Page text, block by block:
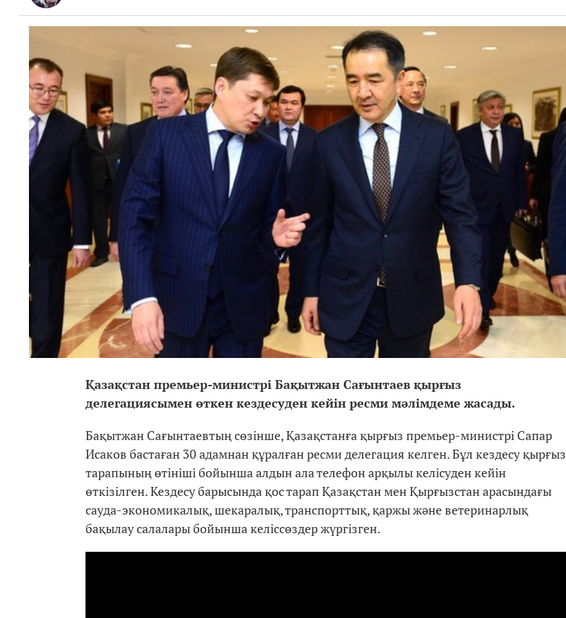
Қазақстан премьер-министрі Бақытжан Сағынтаев қырғыз
делегациясымен өткен кездесуден кейін ресми мәлімдеме жасады.
Бақытжан Сағынтаевтың сөзінше, Қазақстанға қырғыз премьер-министрі Сапар
Исаков бастаған 30 адамнан құралған ресми делегация келген. Бұл кездесу қырғыз
тарапының өтініші бойынша алдын ала телефон арқылы келісуден кейін
өткізілген. Кездесу барысында қос тарап Қазақстан мен Қырғызстан арасындағы
сауда-экономикалық, шекаралық, транспорттық, қаржы және ветеринарлық
бақылау салалары бойынша келіссөздер жүргізген.